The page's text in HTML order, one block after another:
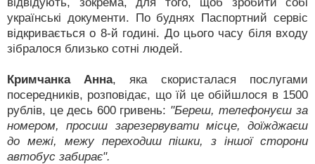
українські документи. По буднях Паспортний сервіс
відкривається о 8-й годині. До цього часу біля входу
зібралося близько сотні людей.
Кримчанка Анна, яка скористалася послугами
посередників, розповідає, що їй це обійшлося в 1500
рублів, це десь 600 гривень: "Береш, телефонуєш за
номером, просиш зарезервувати місце, доїжджаєш
до межі, межу переходиш пішки, з іншої сторони
автобус забирає".